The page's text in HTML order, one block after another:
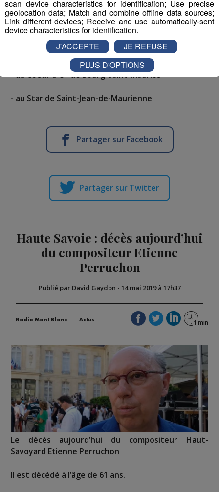
- au Pathé et à l'Astrée de Chambéry
- au Challenger de Challes-les-Eaux
- au Victoria d'Aix-les-Bains
- au Coeur d'Or de Bourg-Saint-Maurice
- au Star de Saint-Jean-de-Maurienne
Partager sur Facebook
Partager sur Twitter
Haute Savoie : décès aujourd’hui
du compositeur Etienne
Perruchon
Publié par David Gaydon - 14 mai 2019 à 17h37
Radio Mont Blanc Actus
Le décès aujourd’hui du compositeur Haut-
Savoyard Etienne Perruchon
Il est décédé à l’âge de 61 ans.
scan device characteristics for identification; Use precise
geolocation data; Match and combine offline data sources;
Link different devices; Receive and use automatically-sent
device characteristics for identification.
J'ACCEPTE
JE REFUSE
PLUS D'OPTIONS